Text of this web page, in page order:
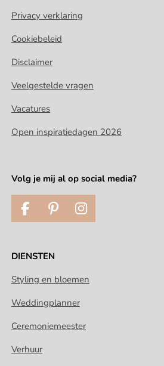
Privacy verklaring
Cookiebeleid
Disclaimer
Veelgestelde vragen
Vacatures
Open inspiratiedagen 2026
Volg je mij al op social media?
F
a
e
o
k
P
i
t
r
s
I
n
g
DIENSTEN
Styling en bloemen
Weddingplanner
Ceremoniemeester
Verhuur